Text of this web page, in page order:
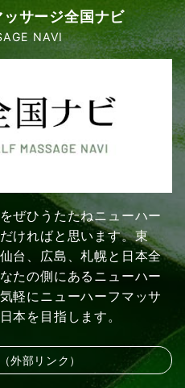
サージ全国ナビ
NAVI
ぜひうたたねニューハー
ければと思います。東
台、広島、札幌と日本全
たの側にあるニューハー
軽にニューハーフマッサ
本を目指します。
外部リンク）